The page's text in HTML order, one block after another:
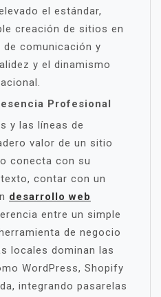
el estándar,
creación de sitios en
comunicación y
y el dinamismo
Profesional
y las líneas de
valor de un sitio
conecta con su
contar con un
desarrollo web
entre un simple
de negocio
locales dominan las
WordPress, Shopify
integrando pasarelas